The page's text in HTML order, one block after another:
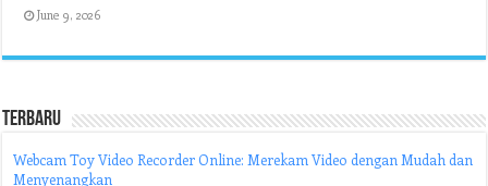
June 9, 2026
Terbaru
Webcam Toy Video Recorder Online: Merekam Video dengan Mudah dan
Menyenangkan